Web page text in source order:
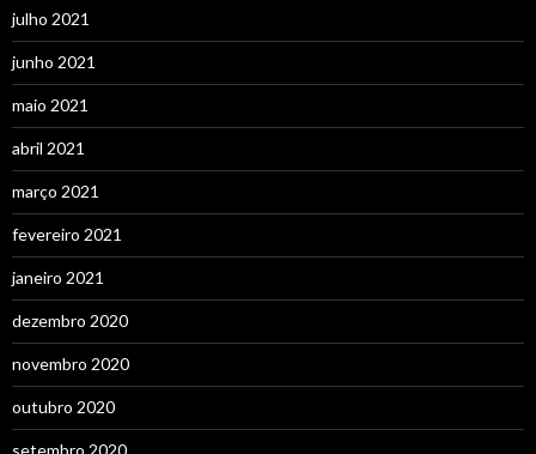
julho 2021
junho 2021
maio 2021
abril 2021
março 2021
fevereiro 2021
janeiro 2021
dezembro 2020
novembro 2020
outubro 2020
setembro 2020